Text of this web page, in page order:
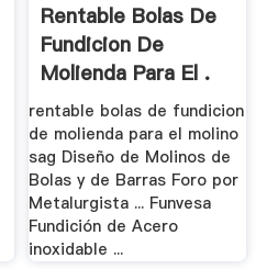
Rentable Bolas De
Fundicion De
Molienda Para El .
rentable bolas de fundicion
de molienda para el molino
sag Diseño de Molinos de
Bolas y de Barras Foro por
Metalurgista ... Funvesa
Fundición de Acero
inoxidable ...